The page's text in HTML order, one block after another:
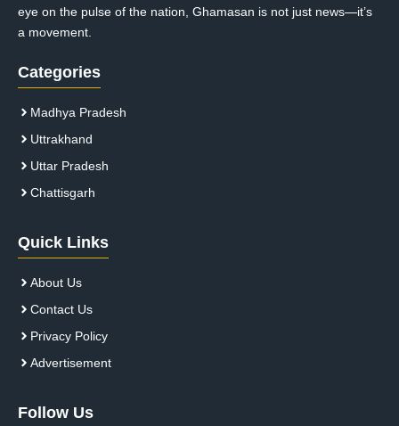
eye on the pulse of the nation, Ghamasan is not just news—it’s
a movement.
Categories
Madhya Pradesh
Uttrakhand
Uttar Pradesh
Chattisgarh
Quick Links
About Us
Contact Us
Privacy Policy
Advertisement
Follow Us